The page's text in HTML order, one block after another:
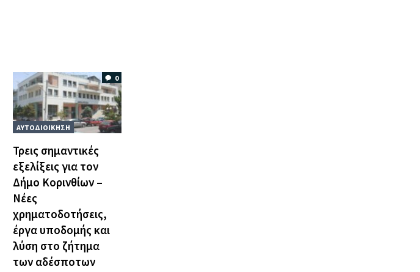
0
ΑΥΤΟΔΙΟΙΚΗΣΗ
Τρεις σημαντικές
εξελίξεις για τον
Δήμο Κορινθίων –
Νέες
χρηματοδοτήσεις,
έργα υποδομής και
λύση στο ζήτημα
των αδέσποτων